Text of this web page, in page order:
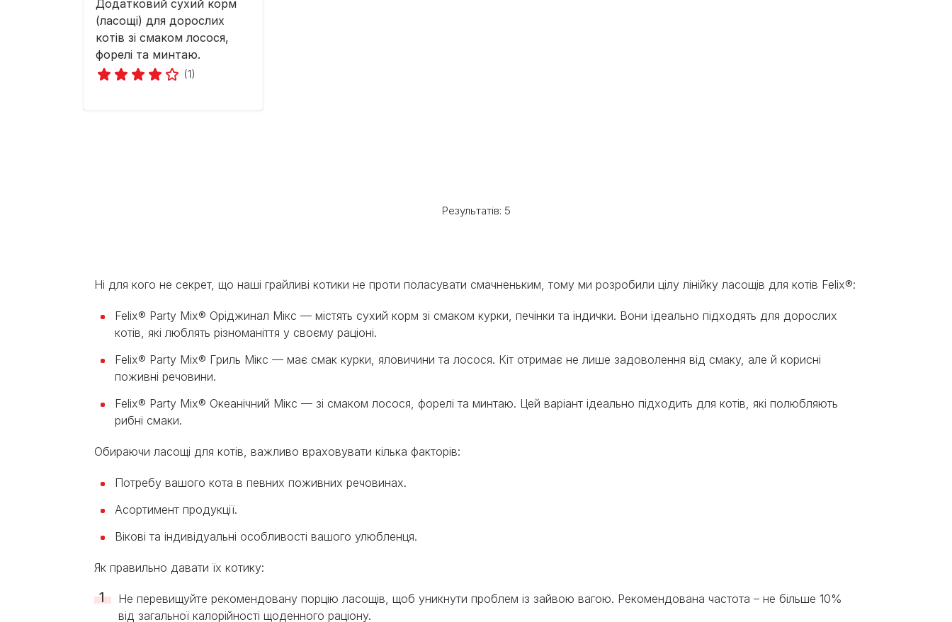
Додатковий сухий корм
(ласощі) для дорослих
котів зі смаком лосося,
форелі та минтаю.
(1)
Результатів: 5
Ні для кого не секрет, що наші грайливі котики не проти поласувати смачненьким, тому ми розробили цілу лінійку ласощів для котів Felix®:
Felix® Party Mix® Оріджинал Мікс — містять сухий корм зі смаком курки, печінки та індички. Вони ідеально підходять для дорослих
котів, які люблять різноманіття у своєму раціоні.
Felix® Party Mix® Гриль Мікс — має смак курки, яловичини та лосося. Кіт отримає не лише задоволення від смаку, але й корисні
поживні речовини.
Felix® Party Mix® Океанічний Мікс — зі смаком лосося, форелі та минтаю. Цей варіант ідеально підходить для котів, які полюбляють
рибні смаки.
Обираючи ласощі для котів, важливо враховувати кілька факторів:
Потребу вашого кота в певних поживних речовинах.
Асортимент продукції.
Вікові та індивідуальні особливості вашого улюбленця.
Як правильно давати їх котику:
Не перевищуйте рекомендовану порцію ласощів, щоб уникнути проблем із зайвою вагою. Рекомендована частота – не більше 10%
від загальної калорійності щоденного раціону.